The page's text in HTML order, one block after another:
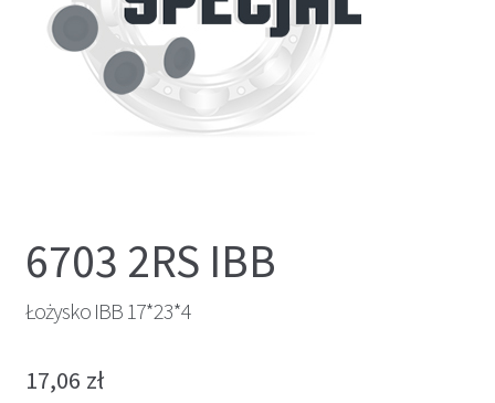
6703 2RS IBB
Łożysko IBB 17*23*4
17,06 zł